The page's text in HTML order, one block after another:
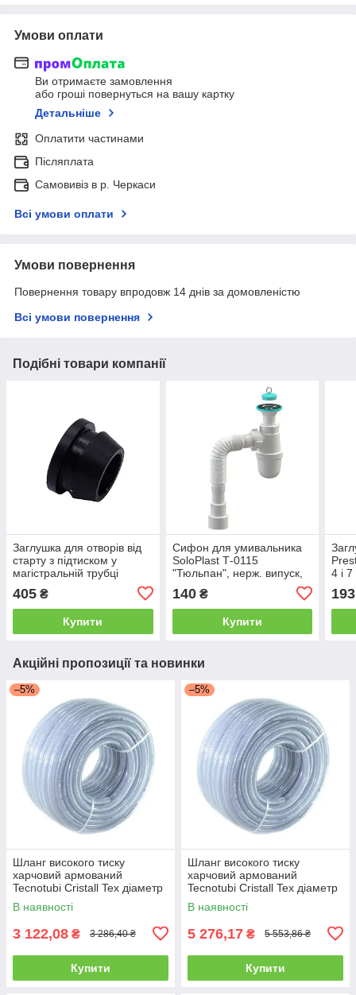
Умови оплати
Ви отримаєте замовлення
або гроші повернуться на вашу картку
Детальніше
Оплатити частинами
Післяплата
Самовивіз в р. Черкаси
Всі умови оплати
Умови повернення
Повернення товару впродовж 14 днів за домовленістю
Всі умови повернення
Подібні товари компанії
Заглушка для отворів від
старту з підтиском у
магістральній трубці
Presto-PS, в упаковці - 100
шт. (EL-13155)
405 ₴
Купити
Сифон для умивальника
SoloPlast Т-0115
"Тюльпан", нерж. випуск,
140₴
Купити
4 і
Акційні пропозиції та новинки
–5%
Шланг високого тиску
харчовий армований
Tecnotubi Cristall Tex діаметр
10 мм, довжина 50 м (CT 10)
В наявності
3 122,08 ₴ 3 286,40 ₴
Купити
–5%
Шланг високого тиску
харчовий армований
Tecnotubi Cristall Tex діаметр
8 мм, довжина 100 м (CT 8)
В наявності
5 276,17 ₴ 5 553,86 ₴
Купити